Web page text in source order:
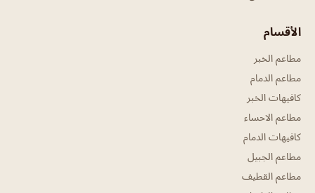
الأقسام
مطاعم الخبر
مطاعم الدمام
كافيهات الخبر
مطاعم الاحساء
كافيهات الدمام
مطاعم الجبيل
مطاعم القطيف